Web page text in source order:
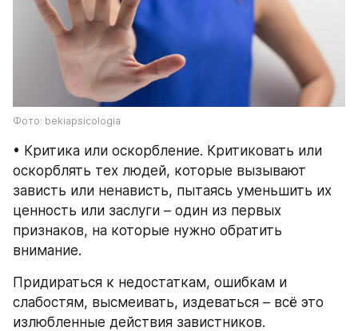
Фото: bekiapsicologia
• Критика или оскорбление. Критиковать или
оскорблять тех людей, которые вызывают
зависть или ненависть, пытаясь уменьшить их
ценность или заслуги – один из первых
признаков, на которые нужно обратить
внимание.
Придираться к недостаткам, ошибкам и
слабостям, высмеивать, издеваться – всё это
излюбленные действия завистников.